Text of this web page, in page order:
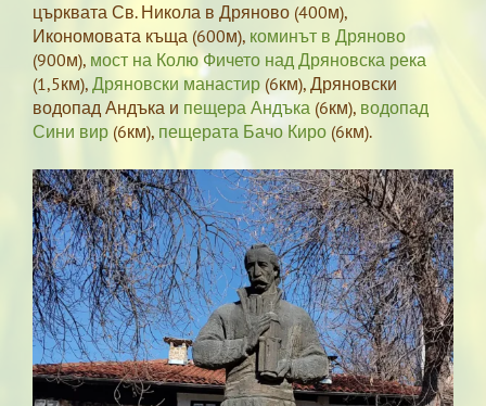
църквата Св. Никола в Дряново (400м),
Икономовата къща (600м), коминът в Дряново
(900м), мост на Колю Фичето над Дряновска река
(1,5км), Дряновски манастир (6км), Дряновски
водопад Андъка и пещера Андъка (6км), водопад
Сини вир (6км), пещерата Бачо Киро (6км).